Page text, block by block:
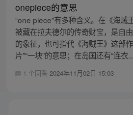
onepiece的意思
“one piece”有多种含义。在《海贼
被藏在拉夫德尔的传奇财宝，是自
的象征，也可指代《海贼王》这部
片”“一块”的意思；在岛国还有“连衣...
1 个回答 2024年11月02日 15:03